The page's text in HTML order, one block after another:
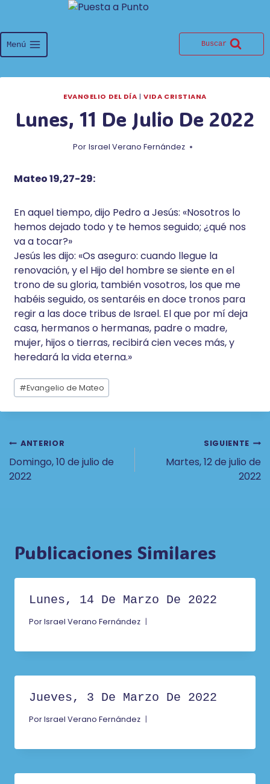
contenido
Menú Buscar
EVANGELIO DEL DÍA |VIDA CRISTIANA
Lunes, 11 De Julio De 2022
Por Israel Verano Fernández
Mateo 19,27-29:
En aquel tiempo, dijo Pedro a Jesús: «Nosotros lo
hemos dejado todo y te hemos seguido; ¿qué nos
va a tocar?»
Jesús les dijo: «Os aseguro: cuando llegue la
renovación, y el Hijo del hombre se siente en el
trono de su gloria, también vosotros, los que me
habéis seguido, os sentaréis en doce tronos para
regir a las doce tribus de Israel. El que por mí deja
casa, hermanos o hermanas, padre o madre,
mujer, hijos o tierras, recibirá cien veces más, y
heredará la vida eterna.»
Etiquetas
de
la
#Evangelio de Mateo
Navegación
De
ANTERIOR
Domingo, 10 de julio de
2022
SIGUIENTE
Martes, 12 de julio de
2022
Publicaciones Similares
Lunes, 14 De Marzo De 2022
PorIsrael Verano Fernández
Jueves, 3 De Marzo De 2022
PorIsrael Verano Fernández